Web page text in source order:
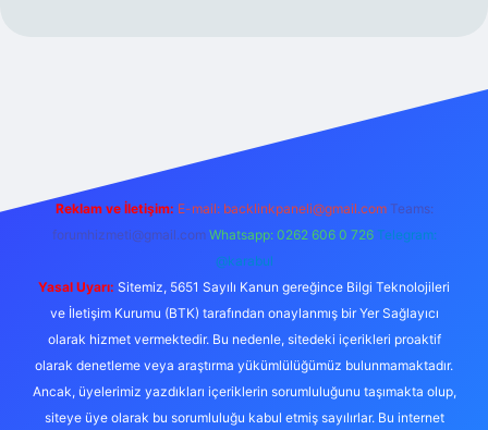
Reklam ve İletişim: E-mail: backlinkpaneli@gmail.com Teams:
forumhizmeti@gmail.com Whatsapp: 0262 606 0 726 Telegram:
@karabul
Yasal Uyarı: Sitemiz, 5651 Sayılı Kanun gereğince Bilgi Teknolojileri
ve İletişim Kurumu (BTK) tarafından onaylanmış bir Yer Sağlayıcı
olarak hizmet vermektedir. Bu nedenle, sitedeki içerikleri proaktif
olarak denetleme veya araştırma yükümlülüğümüz bulunmamaktadır.
Ancak, üyelerimiz yazdıkları içeriklerin sorumluluğunu taşımakta olup,
siteye üye olarak bu sorumluluğu kabul etmiş sayılırlar. Bu internet